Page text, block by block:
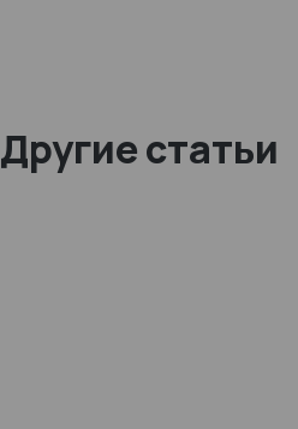
Другие статьи